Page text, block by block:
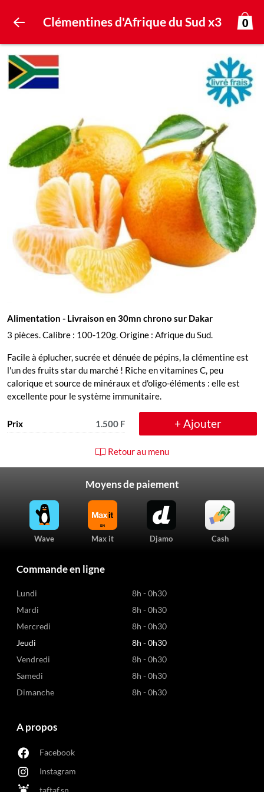
Clémentines d'Afrique du Sud x3 0
Alimentation - Livraison en 30mn chrono sur Dakar
3 pièces. Calibre : 100-120g. Origine : Afrique du Sud.
Facile à éplucher, sucrée et dénuée de pépins, la clémentine est
l'un des fruits star du marché ! Riche en vitamines C, peu
calorique et source de minéraux et d'oligo-éléments : elle est
excellente pour le système immunitaire.
Prix 1.500 F + Ajouter
Retour au menu
Moyens de paiement
Wave Max it Djamo Cash
Commande en ligne
Lundi
8h - 0h30
Mardi
8h - 0h30
Mercredi
8h - 0h30
Jeudi
8h - 0h30
Vendredi
8h - 0h30
Samedi
8h - 0h30
Dimanche
8h - 0h30
A propos
Facebook
Instagram
taftaf.sn